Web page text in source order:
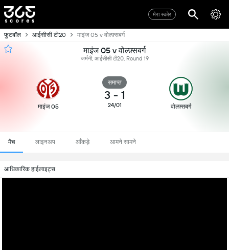
मेरा स्कोर
फुटबॉल आईसीसी टी20 माइंज 05 v वोल्फ़्सबर्ग
माइंज 05 v वोल्फ़्सबर्ग
जर्मनी, आईसीसी टी20, Round 19
माइंज 05
समाप्त
3 - 1
24/01 वोल्फ़्सबर्ग
मैच लाइनअप आँकड़े आमने सामने
आधिकारिक हाईलाइट्स